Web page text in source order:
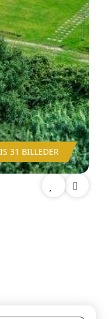
VIS 31 BILLEDER